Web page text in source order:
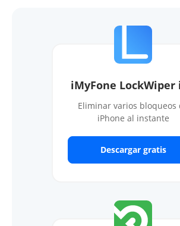
iMyFone LockWiper
Eliminar varios bloqueos
iPhone al instante
Descargar gratis